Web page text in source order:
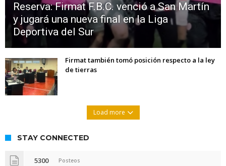
Reserva: Firmat F.B.C. venció a San Martín
y jugará una nueva final en la Liga
Deportiva del Sur
Firmat también tomó posición respecto a la ley
de tierras
Load more
STAY CONNECTED
5300 Posteos